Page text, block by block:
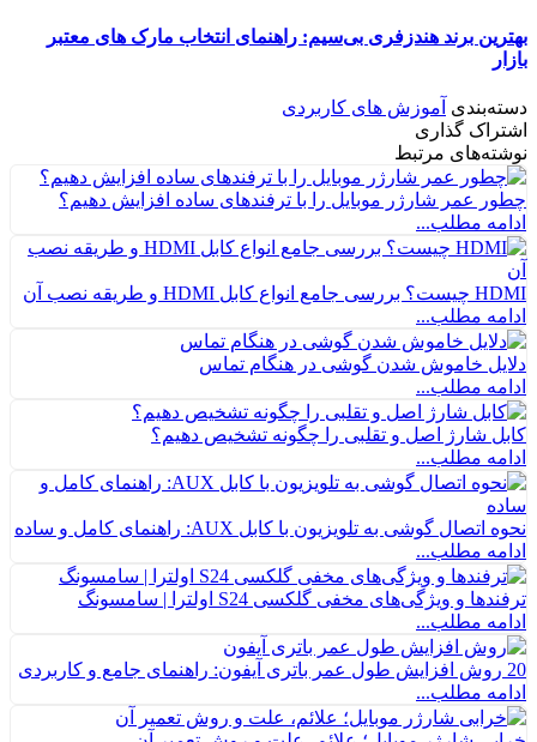
بهترین برند هندزفری بی‌سیم: راهنمای انتخاب مارک های معتبر
بازار
دسته‌بندی آموزش های کاربردی
اشتراک گذاری
نوشته‌های مرتبط
چطور عمر شارژر موبایل را با ترفندهای ساده افزایش دهیم؟
ادامه مطلب...
HDMI چیست؟ بررسی جامع انواع کابل HDMI و طریقه نصب آن
ادامه مطلب...
دلایل خاموش شدن گوشی در هنگام تماس
ادامه مطلب...
کابل شارژ اصل و تقلبی را چگونه تشخیص دهیم؟
ادامه مطلب...
نحوه اتصال گوشی به تلویزیون با کابل AUX: راهنمای کامل و ساده
ادامه مطلب...
ترفندها و ویژگی‌های مخفی گلکسی S24 اولترا | سامسونگ
ادامه مطلب...
20 روش افزایش طول عمر باتری آیفون: راهنمای جامع و کاربردی
ادامه مطلب...